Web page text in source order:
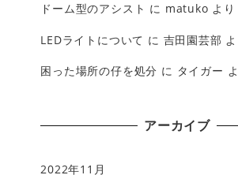
ドーム型のアシスト に matuko より
LEDライトについて に 吉田園芸部
困った場所の仔を処分 に タイガー
アーカイブ
2022年11月